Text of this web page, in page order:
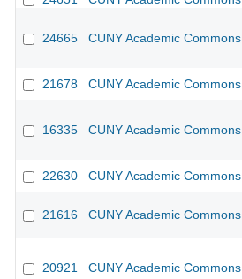
24665 CUNY Academic Commons
21678 CUNY Academic Commons
16335 CUNY Academic Commons
22630 CUNY Academic Commons
21616 CUNY Academic Commons
20921 CUNY Academic Commons